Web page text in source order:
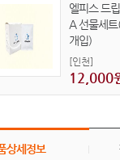
엘피스 드
A 선물세
개입)
[인천]
12,000
상세정보